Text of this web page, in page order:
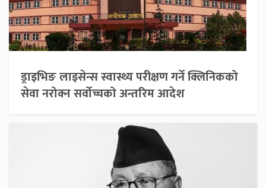
ड्राइभिङ लाइसेन्स स्वास्थ्य परीक्षण गर्ने क्लिनिकको
सेवा नरोक्न सर्वोच्चको अन्तरिम आदेश